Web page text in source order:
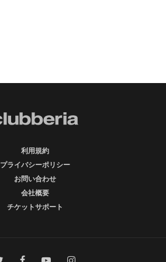
利用規約
プライバシーポリシー
お問い合わせ
会社概要
チケットサポート